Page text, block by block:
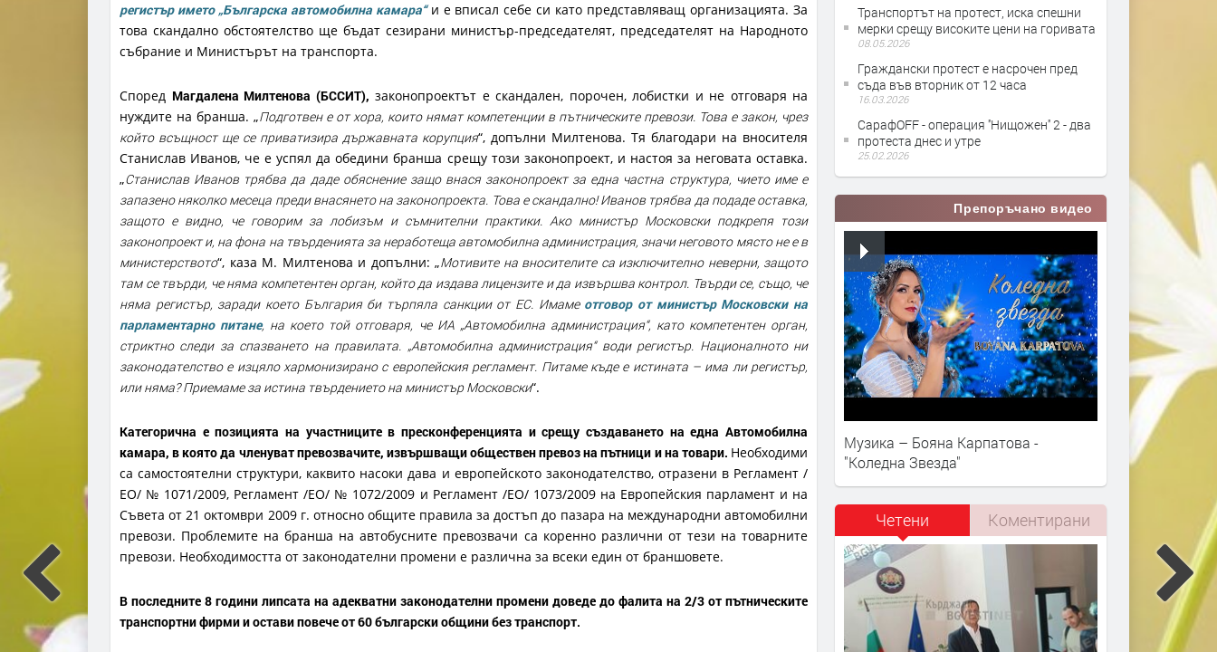
регистър името „Българска автомобилна камара“и е вписал себе си като представляващ организацията. За
това скандално обстоятелство ще бъдат сезирани министър-председателят, председателят на Народното
събрание и Министърът на транспорта.
Според Магдалена Милтенова (БССИТ), законопроектът е скандален, порочен, лобистки и не отговаря на
нуждите на бранша. „Подготвен е от хора, които нямат компетенции в пътническите превози. Това е закон, чрез
който всъщност ще се приватизира държавната корупция“, допълни Милтенова. Тя благодари на вносителя
Станислав Иванов, че е успял да обедини бранша срещу този законопроект, и настоя за неговата оставка.
„Станислав Иванов трябва да даде обяснение защо внася законопроект за една частна структура, чието име е
запазено няколко месеца преди внасянето на законопроекта. Това е скандално! Иванов трябва да подаде оставка,
защото е видно, че говорим за лобизъм и съмнителни практики. Ако министър Московски подкрепя този
законопроект и, на фона на твърденията за неработеща автомобилна администрация, значи неговото място не е в
министерството“, каза М. Милтенова и допълни: „Мотивите на вносителите са изключително неверни, защото
там се твърди, че няма компетентен орган, който да издава лицензите и да извършва контрол. Твърди се, също, че
няма регистър, заради което България би търпяла санкции от ЕС. Имаме отговор от министър Московски на
парламентарно питане, на което той отговаря, че ИА „Автомобилна администрация“, като компетентен орган,
стриктно следи за спазването на правилата. „Автомобилна администрация“ води регистър. Националното ни
законодателство е изцяло хармонизирано с европейския регламент. Питаме къде е истината – има ли регистър,
или няма? Приемаме за истина твърдението на министър Московски“.
Категорична е позицията на участниците в пресконференцията и срещу създаването на една Автомобилна
камара, в която да членуват превозвачите, извършващи обществен превоз на пътници и на товари. Необходими
са самостоятелни структури, каквито насоки дава и европейското законодателство, отразени в Регламент /
ЕО/ № 1071/2009, Регламент /ЕО/ № 1072/2009 и Регламент /ЕО/ 1073/2009 на Европейския парламент и на
Съвета от 21 октомври 2009 г. относно общите правила за достъп до пазара на международни автомобилни
превози. Проблемите на бранша на автобусните превозвачи са коренно различни от тези на товарните
превози. Необходимостта от законодателни промени е различна за всеки един от браншовете.
В последните 8 години липсата на адекватни законодателни промени доведе до фалита на 2/3 от пътническите
транспортни фирми и остави повече от 60 български общини без транспорт.
Транспортът на протест, иска спешни
мерки срещу високите цени на горивата
08.05.2026
Граждански протест е насрочен пред
съда във вторник от 12 часа
16.03.2026
СарафOFF - операция ''Нищожен'' 2 - два
протеста днес и утре
25.02.2026
Препоръчано видео
Музика – Бояна Карпатова -
"Коледна Звезда"
Четени Коментирани